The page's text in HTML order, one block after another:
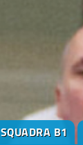
SQUADRA B1